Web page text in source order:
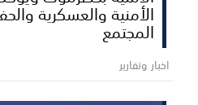
الأمنية والعسكرية
المجتمع
اخبار وتقارير